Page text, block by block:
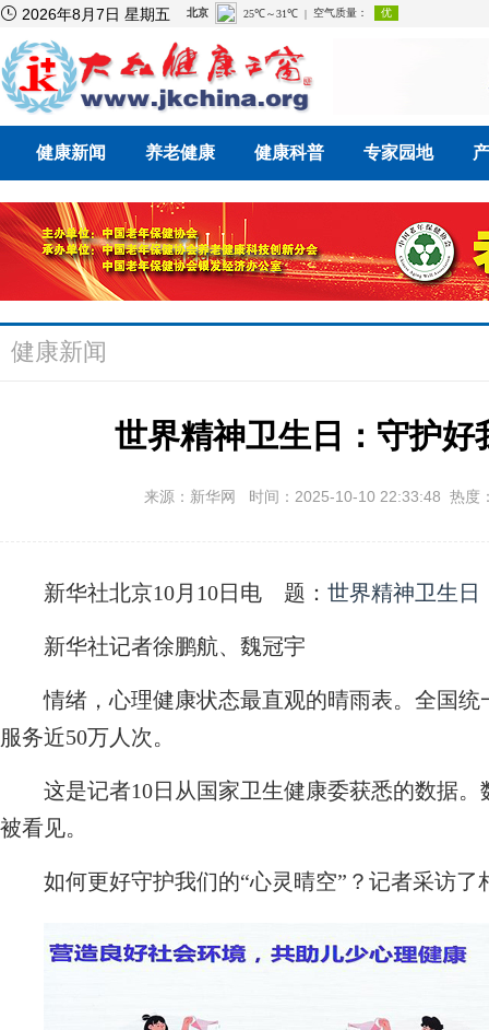
 2026年8月7日 星期五
健康新闻 养老健康 健康科普 专家园地
健康新闻
世界精神卫生日：守护好
来源：新华网 时间：2025-10-10 22:33:48 热度
新华社北京10月10日电 题： 世界精神卫生日
新华社记者徐鹏航、魏冠宇
情绪，心理健康状态最直观的晴雨表。全国统
服务近50万人次。
这是记者10日从国家卫生健康委获悉的数据。
被看见。
如何更好守护我们的“心灵晴空”？记者采访了